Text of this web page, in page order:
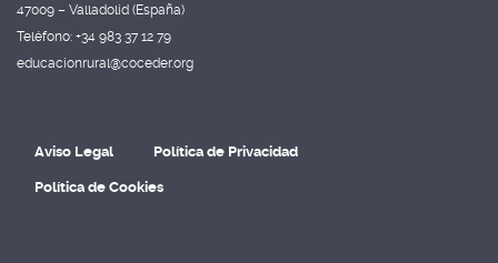
47009 – Valladolid (España)
Teléfono: +34 983 37 12 79
educacionrural@coceder.org
Aviso Legal Política de Privacidad
Política de Cookies